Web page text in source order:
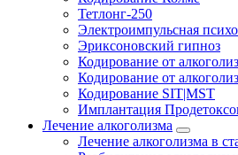
Тетлонг-250
Электроимпульсная
Эриксоновский гипноз
Кодирование от
Кодирование от
Кодирование SIT|MST
Имплантация
Лечение алкоголизма
Лечение алкоголизма в